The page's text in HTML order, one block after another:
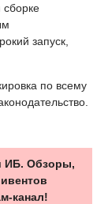
сборке
запуск,
по всему
ИБ. Обзоры,
канал!